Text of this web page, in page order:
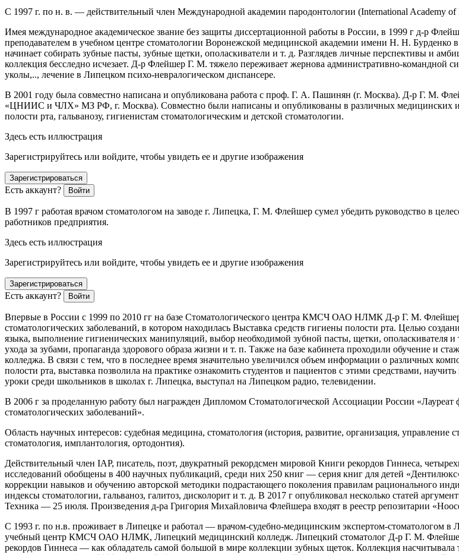
С 1997 г. по н. в. — действительный член Международной академии пародонтологии (International Academy
Имея международное академическое звание без защиты диссертационной работы в России, в 1999 г д-р
преподавателем в учебном центре стоматологии Воронежской медицинской академии имени Н. Н.
начинает собирать зубные пасты, зубные щетки, ополаскиватели и т. д. Разглядев личные перспективы и
коллекция бесследно исчезает. Д-р Флейшер Г. М. тяжело переживает жернова административно-
уколы,.., лечение в Липецком психо-невралогическом диспансере.
В 2001 году была совместно написана и опубликована работа с проф. Г. А. Пашинян (г. Москва). Д-р Г. М.
«ЦНИИС и ЧЛХ» МЗ РФ, г. Москва). Совместно были написаны и опубликованы в различных медицинских
полости рта, гальванозу, гигиенистам стоматологическим и детской стоматологии.
Здесь есть иллюстрация
Зарегистрируйтесь или войдите, чтобы увидеть ее и другие изображения
Зарегистрироваться
Есть аккаунт? Войти
В 1997 г работая врачом стоматологом на заводе г. Липецка, Г. М. Флейшер сумел убедить руководство в
работников предприятия.
Здесь есть иллюстрация
Зарегистрируйтесь или войдите, чтобы увидеть ее и другие изображения
Зарегистрироваться
Есть аккаунт? Войти
Впервые в России с 1999 по 2010 гг на базе Стоматологического центра КМСЧ ОАО НЛМК Д-р Г. М. Флейшер
стоматологических заболеваний, в котором находилась Выставка средств гигиены полости рта. Целью
языка, выполнение гигиенических манипуляций, выбор необходимой зубной пасты, щетки, ополаскивателя
ухода за зубами, пропаганда здорового образа жизни и т. п. Также на базе кабинета проходили обучение и
колледжа. В связи с тем, что в последнее время значительно увеличился объем информации о различных
полости рта, выставка позволила на практике ознакомить студентов и пациентов с этими средствами,
уроки среди школьников в школах г. Липецка, выступал на Липецком радио, телевидении.
В 2006 г за проделанную работу был награжден Дипломом Стоматологической Ассоциации России «Лауреат
стоматологических заболеваний».
Область научных интересов: судебная медицина, стоматология (история, развитие, организация, управление
стоматология, имплантология, ортодонтия).
Действительный член IAP, писатель, поэт, двукратный рекордсмен мировой Книги рекордов Гиннеса,
исследований обобщены в 400 научных публикаций, среди них 250 книг — серия книг для детей
коррекции навыков и обучению авторской методики подрастающего поколения правилам рационального
индексы стоматологии, гальваноз, галитоз, дисколорит и т. д. В 2017 г опубликовал несколько статей
Техника — 25 июля. Произведения д-ра Григория Михайловича Флейшера входят в реестр репозитарии
С 1993 г. по н.в. проживает в Липецке и работал — врачом-судебно-медицинским экспертом-стоматологом
учебный центр КМСЧ ОАО НЛМК, Липецкий медицинский колледж. Липецкий стоматолог Д-р Г. М.
рекордов Гиннеса — как обладатель самой большой в мире коллекции зубных щеток. Коллекция